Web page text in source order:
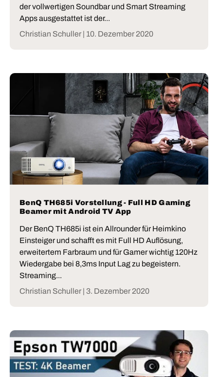
der vollwertigen Soundbar und Smart Streaming
Apps ausgestattet ist der...
Christian Schuller | 10. Dezember 2020
BenQ TH685i Vorstellung - Full HD Gaming
Beamer mit Android TV App
Der BenQ TH685i ist ein Allrounder für Heimkino
Einsteiger und schafft es mit Full HD Auflösung,
erweitertem Farbraum und für Gamer wichtig 120Hz
Wiedergabe bei 8,3ms Input Lag zu begeistern.
Streaming...
Christian Schuller | 3. Dezember 2020